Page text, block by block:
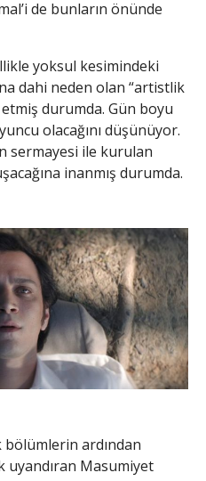
de bunların önünde
yoksul kesimindeki
dahi neden olan “artistlik
durumda. Gün boyu
olacağını düşünüyor.
sermayesi ile kurulan
inanmış durumda.
ardından
uyandıran Masumiyet